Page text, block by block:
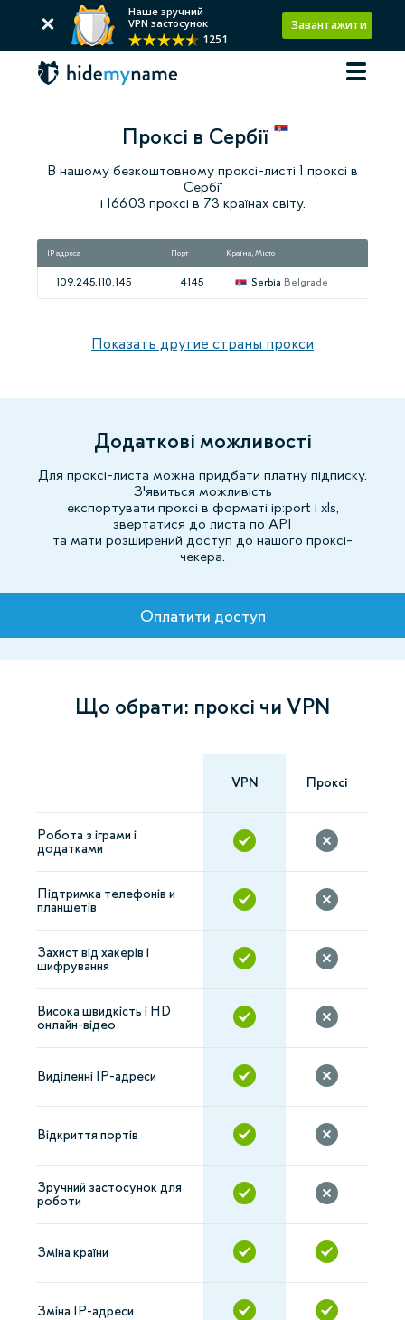
Наше зручний
VPN застосунок
1251
Завантажити
Проксі в Сербії
В нашому безкоштовному проксі-листі 1 проксі в
Сербії
і 16603 проксі в 73 країнах світу.
IP адреса Порт Країна, Місто
109.245.110.145 4145 Serbia Belgrade
Показать другие страны прокси
Додаткові можливості
Для проксі-листа можна придбати платну підписку.
З'явиться можливість
експортувати проксі в форматі ip:port і xls,
звертатися до листа по API
та мати розширений доступ до нашого проксі-
чекера.
Тарифи
Що обрати: проксі чи VPN
VPN Проксі
Робота з іграми і
додатками
Підтримка телефонів и
планшетів
Захист від хакерів і
шифрування
Висока швидкість і HD
онлайн-відео
Виділенні IP-адреси
Відкриття портів
Зручний застосунок для
роботи
Зміна країни
Зміна IP-адреси
Оплатити доступ